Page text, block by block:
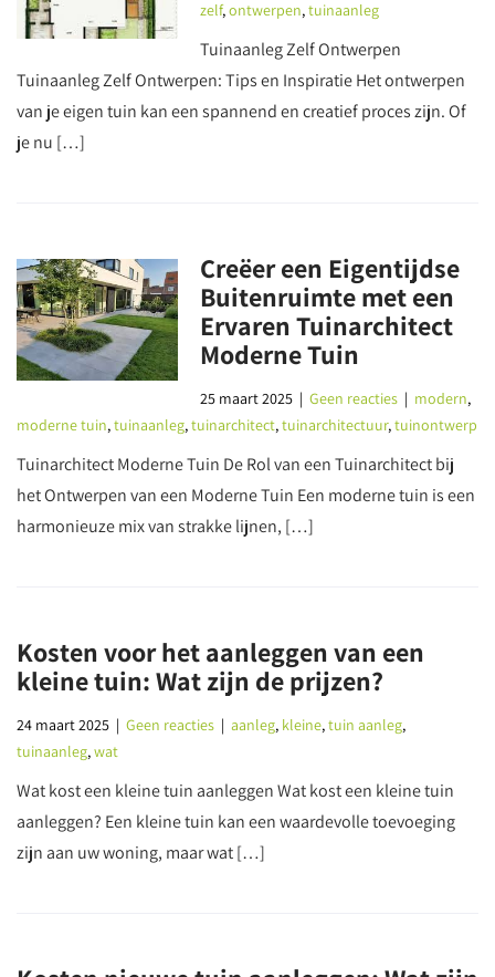
zelf,ontwerpen,tuinaanleg
Tuinaanleg Zelf Ontwerpen
Tuinaanleg Zelf Ontwerpen: Tips en Inspiratie Het ontwerpen
van je eigen tuin kan een spannend en creatief proces zijn. Of
je nu […]
Creëer een Eigentijdse
Buitenruimte met een
Ervaren Tuinarchitect
Moderne Tuin
25 maart 2025 |Geen reacties | modern,
moderne tuin,tuinaanleg,tuinarchitect,tuinarchitectuur,tuinontwerp
Tuinarchitect Moderne Tuin De Rol van een Tuinarchitect bij
het Ontwerpen van een Moderne Tuin Een moderne tuin is een
harmonieuze mix van strakke lijnen, […]
Kosten voor het aanleggen van een
kleine tuin: Wat zijn de prijzen?
24 maart 2025 | Geen reacties | aanleg, kleine,tuin aanleg,
tuinaanleg,wat
Wat kost een kleine tuin aanleggen Wat kost een kleine tuin
aanleggen? Een kleine tuin kan een waardevolle toevoeging
zijn aan uw woning, maar wat […]